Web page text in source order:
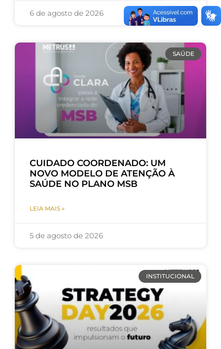
6 de agosto de 2026
SAÚDE
CUIDADO COORDENADO: UM
NOVO MODELO DE ATENÇÃO À
SAÚDE NO PLANO MSB
LEIA MAIS »
5 de agosto de 2026
INSTITUCIONAL